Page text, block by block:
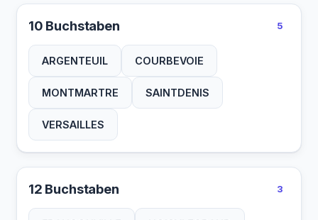
10 Buchstaben 5
ARGENTEUIL COURBEVOIE
MONTMARTRE SAINTDENIS
VERSAILLES
12 Buchstaben 3